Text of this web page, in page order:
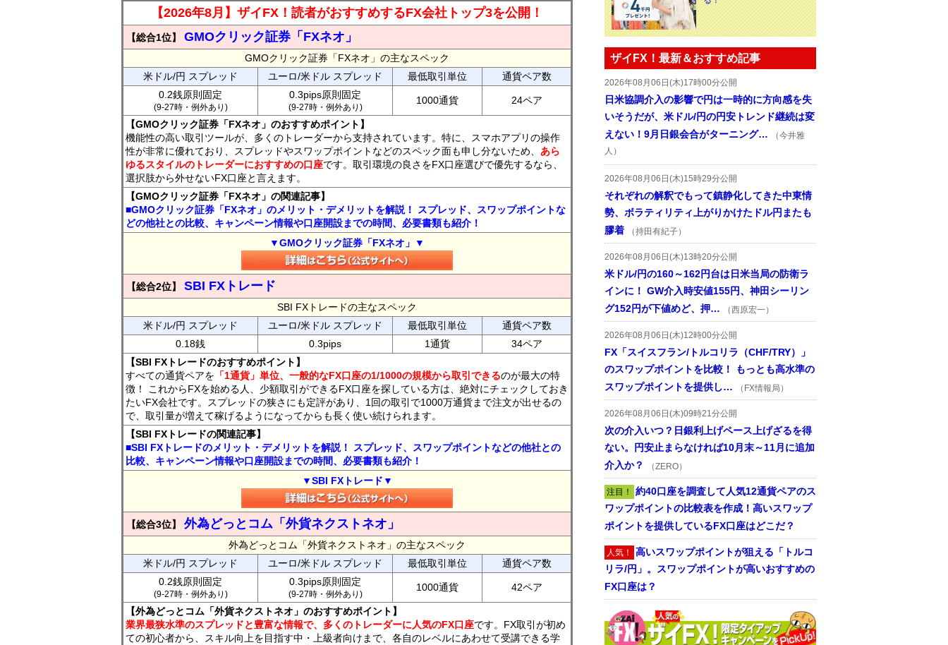
【2026年8月】ザイFX！読者がおすすめするFX会社トップ3を公開！
【総合1位】 GMOクリック証券「FXネオ」
GMOクリック証券「FXネオ」の主なスペック
米ドル/円 スプレッド
ユーロ/米ドル スプレッド 最低取引単位
通貨ペア数
0.2銭原則固定
(9-27時・例外あり)
0.3pips原則固定
(9-27時・例外あり)
1000通貨 24ペア
【GMOクリック証券「FXネオ」のおすすめポイント】
機能性の高い取引ツールが、多くのトレーダーから支持されています。特に、スマホアプリの操作
性が非常に優れており、スプレッドやスワップポイントなどのスペック面も申し分ないため、 あら
ゆるスタイルのトレーダーにおすすめの口座です。取引環境の良さをFX口座選びで優先するなら、
選択肢から外せないFX口座と言えます。
【GMOクリック証券「FXネオ」の関連記事】
■GMOクリック証券「FXネオ」のメリット・デメリットを解説！ スプレッド、スワップポイントな
どの他社との比較、キャンペーン情報や口座開設までの時間、必要書類も紹介！
▼GMOクリック証券「FXネオ」▼
【総合2位】 SBI FXトレード
SBI FXトレードの主なスペック
米ドル/円 スプレッド
ユーロ/米ドル スプレッド 最低取引単位
通貨ペア数
0.18銭
0.3pips 1通貨
34ペア
【SBI FXトレードのおすすめポイント】
すべての通貨ペアを 「1通貨」単位、一般的なFX口座の1/1000の規模から取引できるのが最大の特
徴！ これからFXを始める人、少額取引ができるFX口座を探している方は、絶対にチェックしておき
たいFX会社です。スプレッドの狭さにも定評があり、1回の取引で1000万通貨まで注文が出せるの
で、取引量が増えて稼げるようになってからも長く使い続けられます。
【SBI FXトレードの関連記事】
■SBI FXトレードのメリット・デメリットを解説！ スプレッド、スワップポイントなどの他社との
比較、キャンペーン情報や口座開設までの時間、必要書類も紹介！
▼SBI FXトレード▼
【総合3位】 外為どっとコム「外貨ネクストネオ」
外為どっとコム「外貨ネクストネオ」の主なスペック
米ドル/円 スプレッド
ユーロ/米ドル スプレッド 最低取引単位
通貨ペア数
0.2銭原則固定
(9-27時・例外あり)
0.3pips原則固定
(9-27時・例外あり)
1000通貨 42ペア
【外為どっとコム「外貨ネクストネオ」のおすすめポイント】
業界最狭水準のスプレッドと豊富な情報で、多くのトレーダーに人気のFX口座です。FX取引が初め
ての初心者から、スキル向上を目指す中・上級者向けまで、各自のレベルにあわせて受講できる学
ザイFX！最新＆おすすめ記事
2026年08月06日(木)17時00分公開
日米協調介入の影響で円は一時的に方向感を失
いそうだが、米ドル/円の円安トレンド継続は変
えない！9月日銀会合がターニング…
（今井雅
人）
2026年08月06日(木)15時29分公開
それぞれの解釈でもって鎮静化してきた中東情
勢、ボラティリティ上がりかけたドル円またも
膠着
（持田有紀子）
2026年08月06日(木)13時20分公開
米ドル/円の160～162円台は日米当局の防衛ラ
インに！ GW介入時安値155円、神田シーリン
グ152円が下値めど、押…
（西原宏一）
2026年08月06日(木)12時00分公開
FX「スイスフラン/トルコリラ（CHF/TRY）」
のスワップポイントを比較！ もっとも高水準の
スワップポイントを提供し…
（FX情報局）
2026年08月06日(木)09時21分公開
次の介入いつ？日銀利上げペース上げざるを得
ない。円安止まらなければ10月末～11月に追加
介入か？
（ZERO）
注目！ 約40口座を調査して人気12通貨ペアのス
ワップポイントの比較表を作成！高いスワップ
ポイントを提供しているFX口座はどこだ？
人気！ 高いスワップポイントが狙える「トルコ
リラ/円」。スワップポイントが高いおすすめの
FX口座は？